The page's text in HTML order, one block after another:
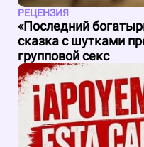
РЕЦЕНЗИЯ
«Последний
сказка с шутками
групповой секс